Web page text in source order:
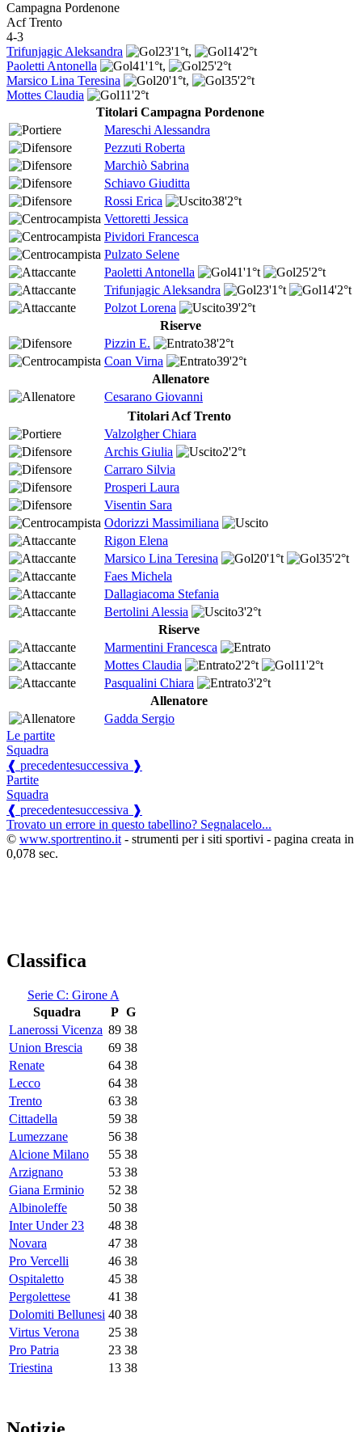
Campagna Pordenone
Acf Trento
4-3
Trifunjagic Aleksandra
23'1°t, 14'2°t
Paoletti Antonella
41'1°t, 25'2°t
Marsico Lina Teresina
20'1°t, 35'2°t
Mottes Claudia
11'2°t
Titolari Campagna Pordenone
Mareschi Alessandra
Pezzuti Roberta
Marchiò Sabrina
Schiavo Giuditta
Rossi Erica
38'2°t
Vettoretti Jessica
Pividori Francesca
Pulzato Selene
Paoletti Antonella
41'1°t 25'2°t
Trifunjagic Aleksandra
23'1°t 14'2°t
Polzot Lorena
39'2°t
Riserve
Pizzin E.
38'2°t
Coan Virna
39'2°t
Allenatore
Cesarano Giovanni
Titolari Acf Trento
Valzolgher Chiara
Archis Giulia
2'2°t
Carraro Silvia
Prosperi Laura
Visentin Sara
Odorizzi Massimiliana
Rigon Elena
Marsico Lina Teresina
20'1°t 35'2°t
Faes Michela
Dallagiacoma Stefania
Bertolini Alessia
3'2°t
Riserve
Marmentini Francesca
Mottes Claudia
2'2°t 11'2°t
Pasqualini Chiara
3'2°t
Allenatore
Gadda Sergio
Le partite
Squadra
❰ precedentesuccessiva ❱
Partite
Squadra
❰ precedentesuccessiva ❱
Trovato un errore in questo tabellino? Segnalacelo...
© www.sportrentino.it - strumenti per i siti sportivi - pagina creata in
0,078 sec.
Classifica
Serie C: Girone A
Squadra
P G
Lanerossi Vicenza 89 38
Union Brescia
69 38
Renate
64 38
Lecco
64 38
Trento
63 38
Cittadella
59 38
Lumezzane
56 38
Alcione Milano
55 38
Arzignano
53 38
Giana Erminio
52 38
Albinoleffe
50 38
Inter Under 23
48 38
Novara
47 38
Pro Vercelli
46 38
Ospitaletto
45 38
Pergolettese
41 38
Dolomiti Bellunesi 40 38
Virtus Verona
25 38
Pro Patria
23 38
Triestina
13 38